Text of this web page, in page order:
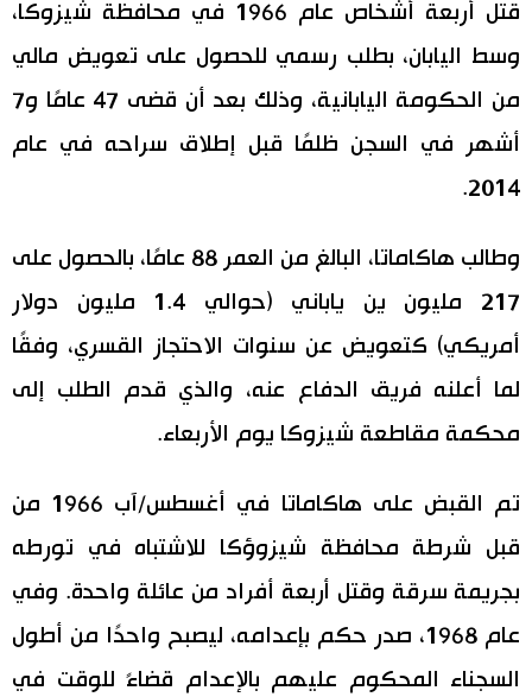
الأقسام
صور
أشخاص
تجارب وآراء
سياسة
ثقافة
لايف ستايل
طوكيو
الأكثر تفاعلا
موسوعة اليابان
هو وهي
قتل أربعة أشخاص عام 1966 في محافظة شيزوكا،
وسط اليابان، بطلب رسمي للحصول على تعويض مالي
من الحكومة اليابانية، وذلك بعد أن قضى 47 عامًا و7
أشهر في السجن ظلمًا قبل إطلاق سراحه في عام
2014.
وطالب هاكاماتا، البالغ من العمر 88 عامًا، بالحصول على
217 مليون ين ياباني (حوالي 1.4 مليون دولار
أمريكي) كتعويض عن سنوات الاحتجاز القسري، وفقًا
لما أعلنه فريق الدفاع عنه، والذي قدم الطلب إلى
محكمة مقاطعة شيزوكا يوم الأربعاء.
تم القبض على هاكاماتا في أغسطس/آب 1966 من
قبل شرطة محافظة شيزوؤكا للاشتباه في تورطه
بجريمة سرقة وقتل أربعة أفراد من عائلة واحدة. وفي
عام 1968، صدر حكم بإعدامه، ليصبح واحدًا من أطول
السجناء المحكوم عليهم بالإعدام قضاءً للوقت في